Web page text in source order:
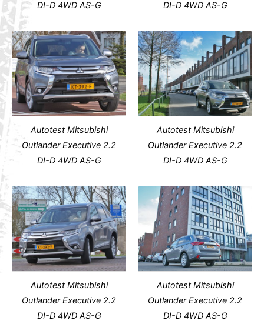
DI-D 4WD AS-G DI-D 4WD AS-G
Autotest Mitsubishi
Outlander Executive 2.2
DI-D 4WD AS-G
Autotest Mitsubishi
Outlander Executive 2.2
DI-D 4WD AS-G
Autotest Mitsubishi
Outlander Executive 2.2
DI-D 4WD AS-G
Autotest Mitsubishi
Outlander Executive 2.2
DI-D 4WD AS-G